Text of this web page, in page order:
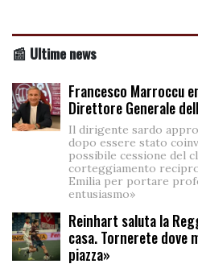
📰 Ultime news
Francesco Marroccu
Direttore Generale
Il dirigente sardo
dopo essere stato
possibile cessione del
corteggiamento
Emilia per portare
entusiasmo»
Reinhart saluta la
casa. Tornerete dove
piazza»